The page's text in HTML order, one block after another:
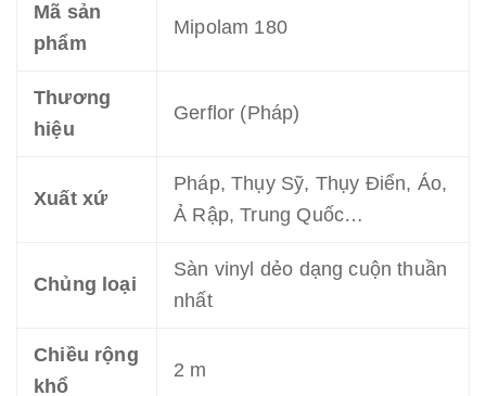
Mã sản
phẩm
Mipolam 180
Thương
hiệu
Gerflor (Pháp)
Xuất xứ
Pháp, Thụy Sỹ, Thụy Điển, Áo,
Ả Rập, Trung Quốc…
Chủng loại
Sàn vinyl dẻo dạng cuộn thuần
nhất
Chiều rộng
khổ
2 m